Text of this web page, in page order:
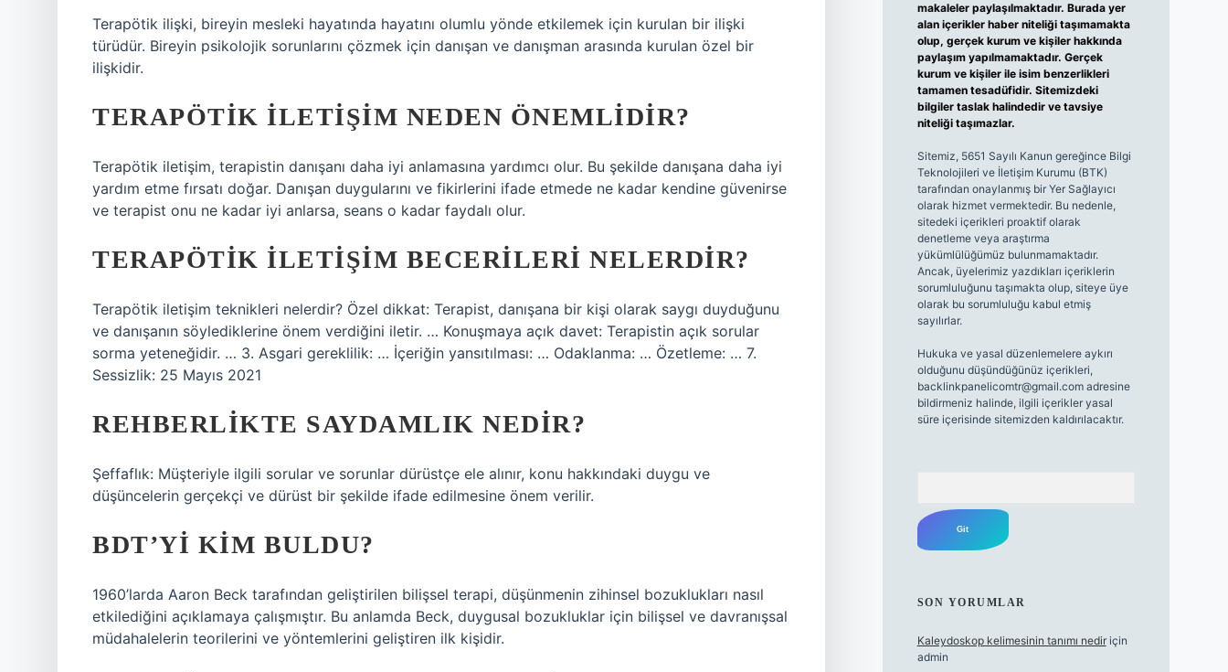
Terapötik ilişki, bireyin mesleki hayatında hayatını olumlu yönde etkilemek için kurulan bir ilişki
türüdür. Bireyin psikolojik sorunlarını çözmek için danışan ve danışman arasında kurulan özel bir
ilişkidir.
TERAPÖTIK ILETIŞIM NEDEN ÖNEMLIDIR?
Terapötik iletişim, terapistin danışanı daha iyi anlamasına yardımcı olur. Bu şekilde danışana daha iyi
yardım etme fırsatı doğar. Danışan duygularını ve fikirlerini ifade etmede ne kadar kendine güvenirse
ve terapist onu ne kadar iyi anlarsa, seans o kadar faydalı olur.
TERAPÖTIK ILETIŞIM BECERILERI NELERDIR?
Terapötik iletişim teknikleri nelerdir? Özel dikkat: Terapist, danışana bir kişi olarak saygı duyduğunu
ve danışanın söylediklerine önem verdiğini iletir. … Konuşmaya açık davet: Terapistin açık sorular
sorma yeteneğidir. … 3. Asgari gereklilik: … İçeriğin yansıtılması: … Odaklanma: … Özetleme: … 7.
Sessizlik: 25 Mayıs 2021
REHBERLIKTE SAYDAMLIK NEDIR?
Şeffaflık: Müşteriyle ilgili sorular ve sorunlar dürüstçe ele alınır, konu hakkındaki duygu ve
düşüncelerin gerçekçi ve dürüst bir şekilde ifade edilmesine önem verilir.
BDT’YI KIM BULDU?
1960’larda Aaron Beck tarafından geliştirilen bilişsel terapi, düşünmenin zihinsel bozuklukları nasıl
etkilediğini açıklamaya çalışmıştır. Bu anlamda Beck, duygusal bozukluklar için bilişsel ve davranışsal
müdahalelerin teorilerini ve yöntemlerini geliştiren ilk kişidir.
makaleler paylaşılmaktadır. Burada yer
alan içerikler haber niteliği taşımamakta
olup, gerçek kurum ve kişiler hakkında
paylaşım yapılmamaktadır. Gerçek
kurum ve kişiler ile isim benzerlikleri
tamamen tesadüfidir. Sitemizdeki
bilgiler taslak halindedir ve tavsiye
niteliği taşımazlar.
Sitemiz, 5651 Sayılı Kanun gereğince Bilgi
Teknolojileri ve İletişim Kurumu (BTK)
tarafından onaylanmış bir Yer Sağlayıcı
olarak hizmet vermektedir. Bu nedenle,
sitedeki içerikleri proaktif olarak
denetleme veya araştırma
yükümlülüğümüz bulunmamaktadır.
Ancak, üyelerimiz yazdıkları içeriklerin
sorumluluğunu taşımakta olup, siteye üye
olarak bu sorumluluğu kabul etmiş
sayılırlar.
Hukuka ve yasal düzenlemelere aykırı
olduğunu düşündüğünüz içerikleri,
backlinkpanelicomtr@gmail.comadresine
bildirmeniz halinde, ilgili içerikler yasal
süre içerisinde sitemizden kaldırılacaktır.
SON YORUMLAR
Kaleydoskop kelimesinin tanımı nediriçin
admin